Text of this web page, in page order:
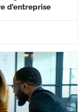
d’entreprise